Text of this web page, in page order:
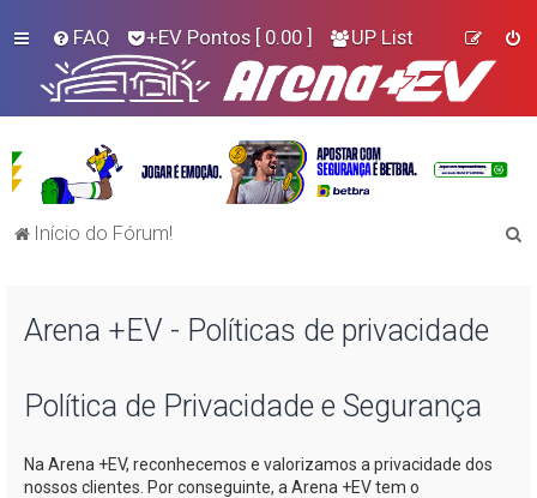
FAQ +EV Pontos [ 0.00 ] UP List
Início do Fórum!
Arena +EV - Políticas de privacidade
Política de Privacidade e Segurança
Na Arena +EV, reconhecemos e valorizamos a privacidade dos
nossos clientes. Por conseguinte, a Arena +EVtem o